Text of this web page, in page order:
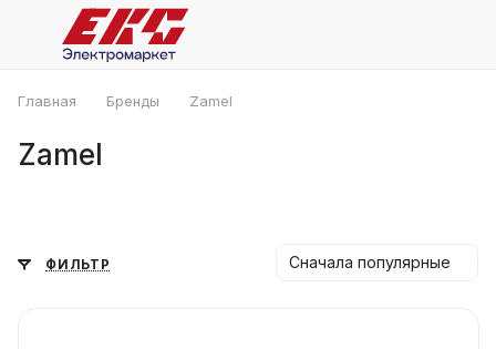
Главная Бренды Zamel
Zamel
ФИЛЬТР Сначала популярные